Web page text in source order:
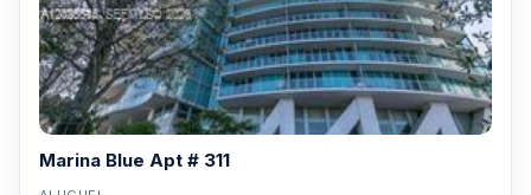
Clique aqui para mandar um emailou
WhatsApp um corretor em Miami +1 305 540
5744
Para Vendas ligar no telefone no Brasil SP 11-
3957-0613
Marina Blue Apt # 311